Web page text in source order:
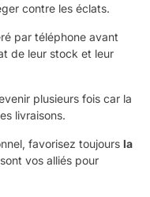
contre les éclats.
par téléphone avant
de leur stock et leur
plusieurs fois car la
livraisons.
favorisez toujours la
vos alliés pour